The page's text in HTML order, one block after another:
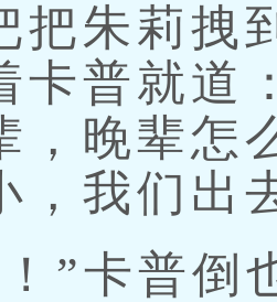
把朱莉拽
卡普就道
，晚辈怎
，我们出
卡普倒